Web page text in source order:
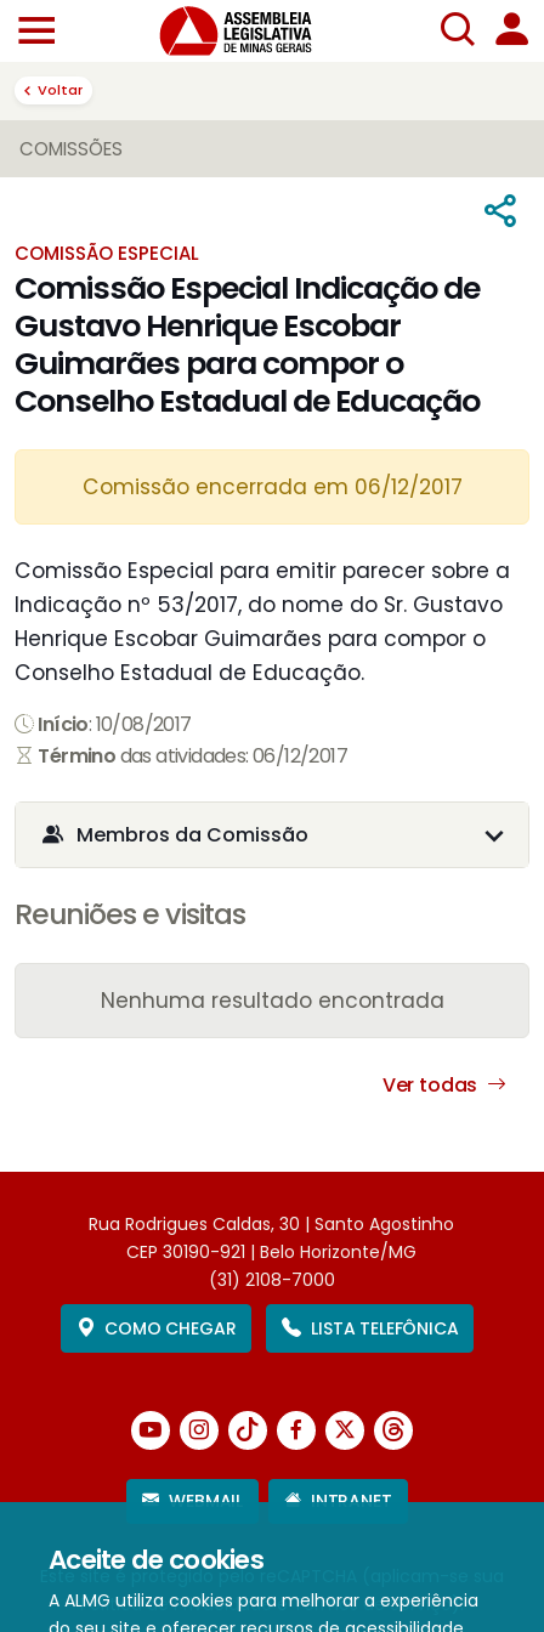
Aceite de cookies
A ALMG utiliza cookies para melhorar a experiência
Voltar
COMISSÕES
COMISSÃO ESPECIAL
Comissão Especial Indicação de
Gustavo Henrique Escobar
Guimarães para compor o
Conselho Estadual de Educação
Comissão encerrada em 06/12/2017
Comissão Especial para emitir parecer sobre a
Indicação nº 53/2017, do nome do Sr. Gustavo
Henrique Escobar Guimarães para compor o
Conselho Estadual de Educação.
Início: 10/08/2017
Términodas atividades: 06/12/2017
Membros da Comissão
Reuniões e visitas
Nenhuma resultado encontrada
Ver todas
Rua Rodrigues Caldas, 30 | Santo Agostinho
CEP 30190-921 | Belo Horizonte/MG
(31) 2108-7000
COMO CHEGAR
LISTA TELEFÔNICA
WEBMAIL INTRANET
Este site é protegido pelo reCAPTCHA (aplicam-se sua
Política de PrivacidadeeTermos de Serviço).